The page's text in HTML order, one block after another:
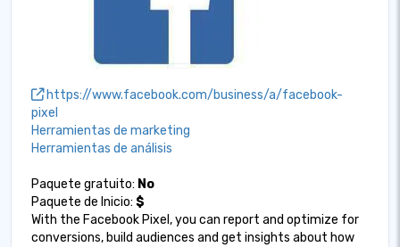
https://www.facebook.com/business/a/facebook-
pixel
Herramientas de marketing
Herramientas de análisis
Paquete gratuito: No
Paquete de Inicio: $
With the Facebook Pixel, you can report and optimize for
conversions, build audiences and get insights about how